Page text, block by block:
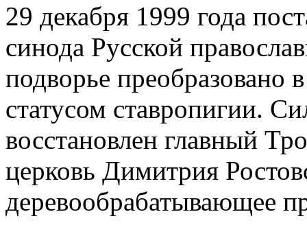
29 декабря 1999 года
синода Русской
подворье преобразовано
статусом ставропигии.
восстановлен главный
церковь Димитрия
деревообрабатывающее